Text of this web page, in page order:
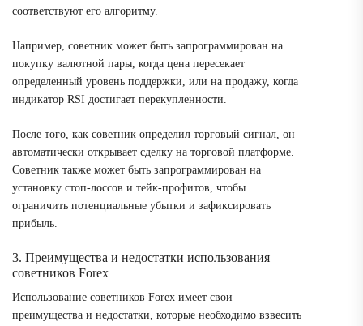
соответствуют его алгоритму.
Например, советник может быть запрограммирован на
покупку валютной пары, когда цена пересекает
определенный уровень поддержки, или на продажу, когда
индикатор RSI достигает перекупленности.
После того, как советник определил торговый сигнал, он
автоматически открывает сделку на торговой платформе.
Советник также может быть запрограммирован на
установку стоп-лоссов и тейк-профитов, чтобы
ограничить потенциальные убытки и зафиксировать
прибыль.
3. Преимущества и недостатки использования
советников Forex
Использование советников Forex имеет свои
преимущества и недостатки, которые необходимо взвесить